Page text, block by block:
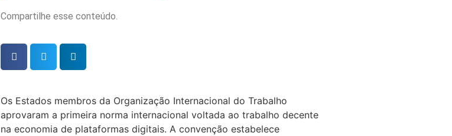
Compartilhe esse conteúdo.
Os Estados membros da Organização Internacional do Trabalho
aprovaram a primeira norma internacional voltada ao trabalho decente
na economia de plataformas digitais. A convenção estabelece